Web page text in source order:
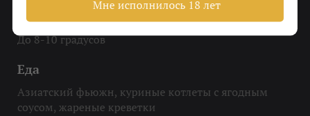
Охладить
До 8-10 градусов
Еда
Азиатский фьюжн, куриные котлеты с ягодным
соусом, жареные креветки
Мне исполнилось 18 лет